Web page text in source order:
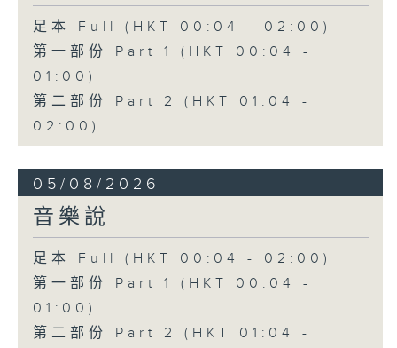
足本 Full (HKT 00:04 - 02:00)
第一部份 Part 1 (HKT 00:04 -
01:00)
第二部份 Part 2 (HKT 01:04 -
02:00)
05/08/2026
音樂說
足本 Full (HKT 00:04 - 02:00)
第一部份 Part 1 (HKT 00:04 -
01:00)
第二部份 Part 2 (HKT 01:04 -